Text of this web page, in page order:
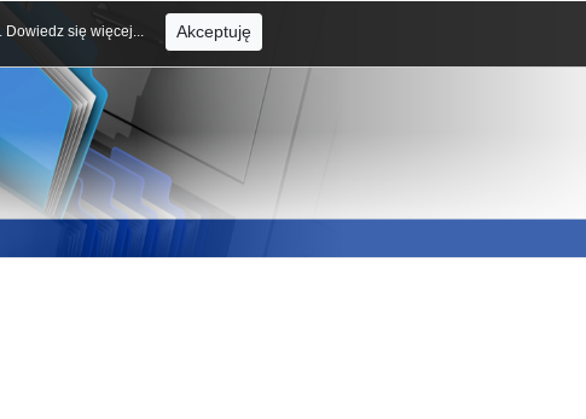
Dowiedz się więcej... Akceptuję